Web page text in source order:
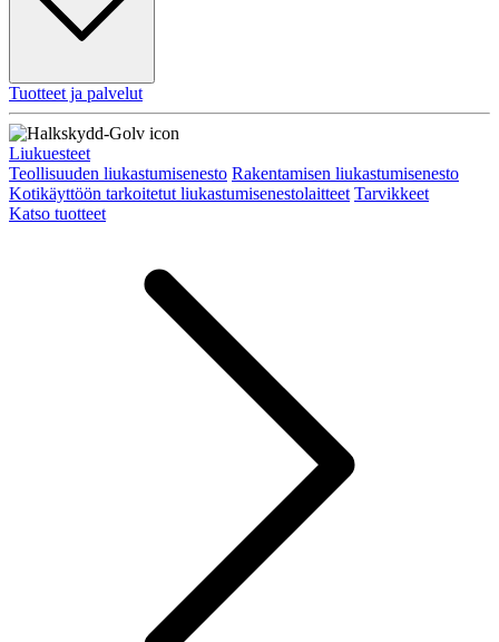
Tuotteet ja palvelut
Liukuesteet
Teollisuuden liukastumisenesto Rakentamisen liukastumisenesto
Kotikäyttöön tarkoitetut liukastumisenestolaitteet Tarvikkeet
Katso tuotteet